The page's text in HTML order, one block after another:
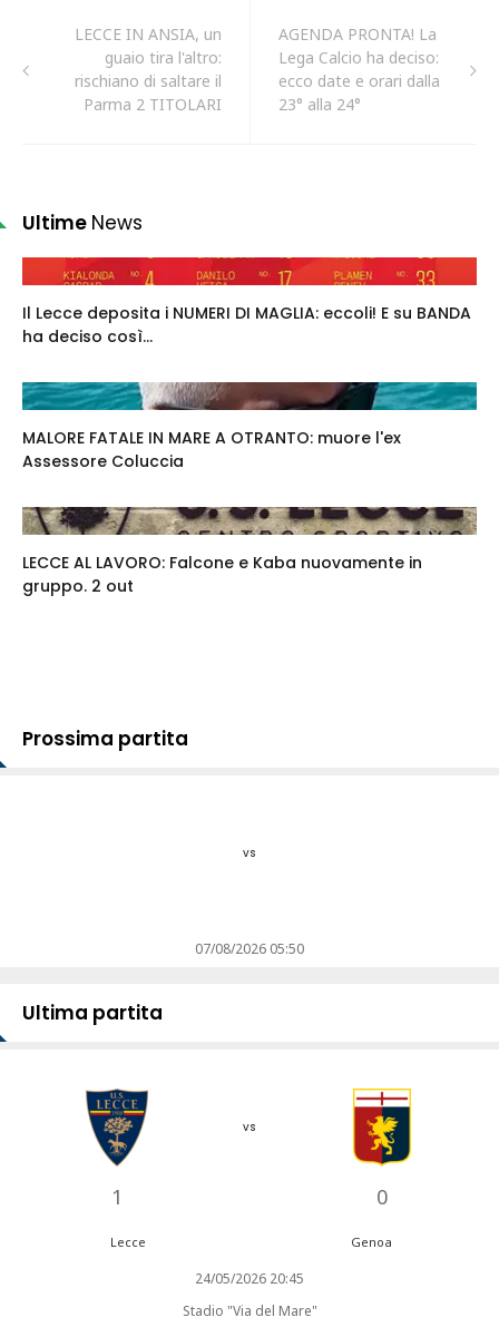
LECCE IN ANSIA, un
guaio tira l'altro:
rischiano di saltare il
Parma 2 TITOLARI
AGENDA PRONTA! La
Lega Calcio ha deciso:
ecco date e orari dalla
23° alla 24°
Ultime News
Il Lecce deposita i NUMERI DI MAGLIA: eccoli! E su BANDA
ha deciso così...
MALORE FATALE IN MARE A OTRANTO: muore l'ex
Assessore Coluccia
LECCE AL LAVORO: Falcone e Kaba nuovamente in
gruppo. 2 out
Prossima partita
vs
07/08/2026 05:50
Ultima partita
1
vs
0
Lecce Genoa
24/05/2026 20:45
Stadio "Via del Mare"